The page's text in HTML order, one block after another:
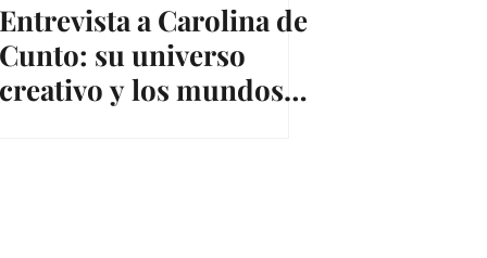
Entrevista a Carolina de
Cunto: su universo
creativo y los mundos